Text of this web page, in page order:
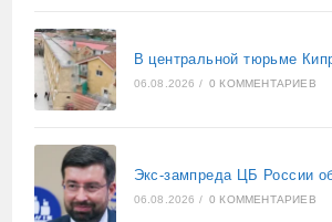
В центральной тюрьме
06.08.2026 / 0 КОММЕНТАРИЕВ
Экс-зампреда ЦБ России
06.08.2026 / 0 КОММЕНТАРИЕВ